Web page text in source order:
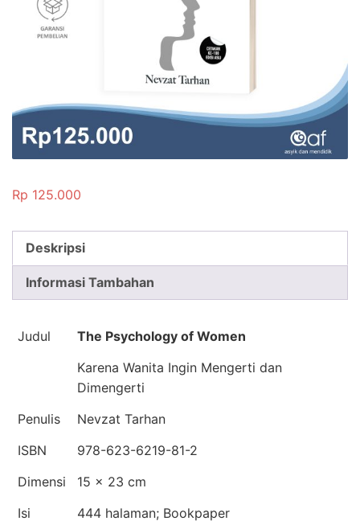
Rp 125.000
Deskripsi
Informasi Tambahan
Judul
The Psychology of Women
Karena Wanita Ingin Mengerti dan
Dimengerti
Penulis
Nevzat Tarhan
ISBN
978-623-6219-81-2
Dimensi
15 x 23 cm
Isi
444 halaman; Bookpaper